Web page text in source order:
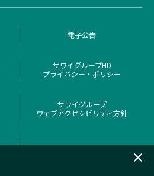
電子公告
サワイグループHD
プライバシー・ポリシー
サワイグループ
ウェブアクセシビリティ方針
close